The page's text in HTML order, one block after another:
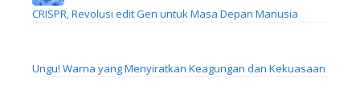
CRISPR, Revolusi edit Gen untuk Masa Depan Manusia
Ungu! Warna yang Menyiratkan Keagungan dan Kekuasaan